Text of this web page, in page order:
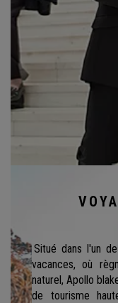
Situé dans l'un
vacances, où
naturel, Apollo
de tourisme